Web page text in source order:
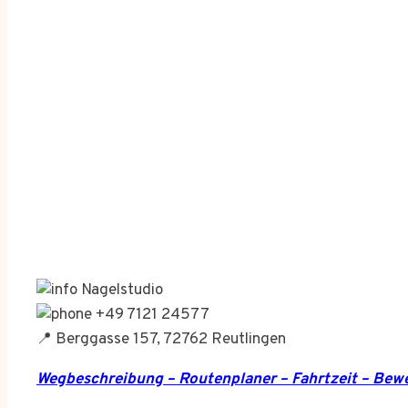
Nagelstudio
+49 7121 24577
📍 Berggasse 157, 72762 Reutlingen
Wegbeschreibung – Routenplaner – Fahrtzeit –